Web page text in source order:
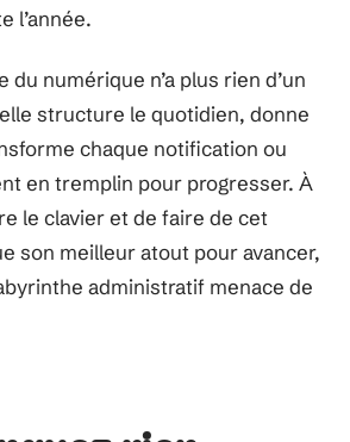
l’année.
du numérique n’a plus rien d’un
structure le quotidien, donne
chaque notification ou
en tremplin pour progresser. À
le clavier et de faire de cet
son meilleur atout pour avancer,
administratif menace de